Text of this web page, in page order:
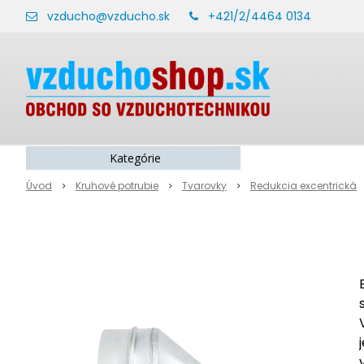
vzducho@vzducho.sk +421/2/4464 0134
Úvod Kruhové potrubie Tvarovky Redukcia excentrická
Kategórie